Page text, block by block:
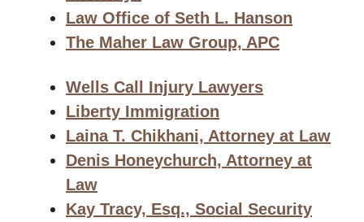
Law Office of Seth L. Hanson
The Maher Law Group, APC
Wells Call Injury Lawyers
Liberty Immigration
Laina T. Chikhani, Attorney at Law
Denis Honeychurch, Attorney at
Law
Kay Tracy, Esq., Social Security